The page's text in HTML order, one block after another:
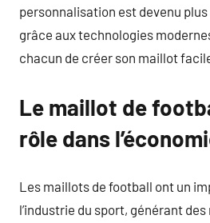
personnalisation est devenu
grâce aux technologies
chacun de créer son maillot
Le maillot de
rôle dans
Les maillots de football ont un
l’industrie du sport, générant